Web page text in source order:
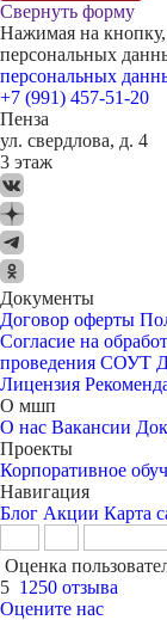
Свернуть форму
Нажимая на кнопку,
персональных
персональных
+7 (991) 457-51-20
Пенза
ул. свердлова, д. 4
3 этаж
Документы
Договор оферты
Согласие на
проведения СОУТ
Лицензия
О мшп
О нас Вакансии
Проекты
Корпоративное
Навигация
Блог Акции Карта
Оценка
5 1250 отзыва
Оцените нас